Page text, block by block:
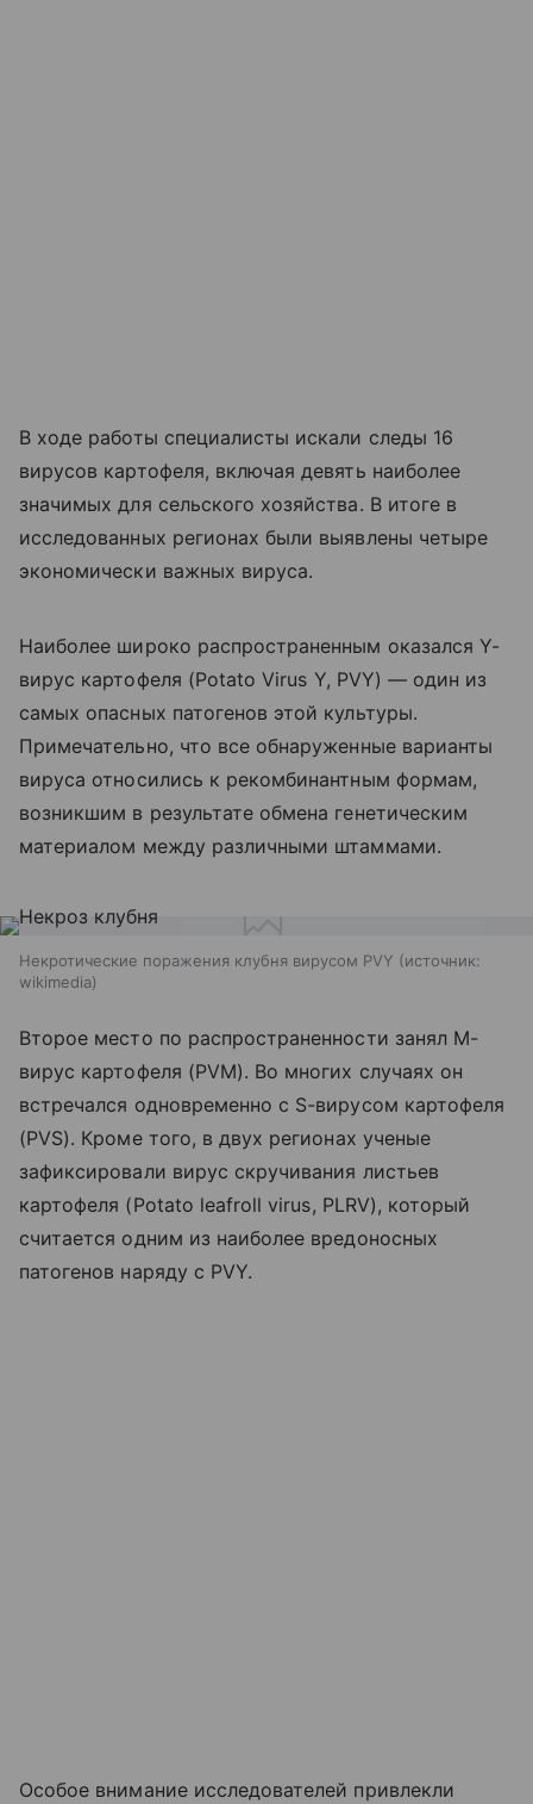
В ходе работы специалисты искали следы 16
вирусов картофеля, включая девять наиболее
значимых для сельского хозяйства. В итоге в
исследованных регионах были выявлены четыре
экономически важных вируса.
Наиболее широко распространенным оказался Y-
вирус картофеля (Potato Virus Y, PVY) — один из
самых опасных патогенов этой культуры.
Примечательно, что все обнаруженные варианты
вируса относились к рекомбинантным формам,
возникшим в результате обмена генетическим
материалом между различными штаммами.
Некротические поражения клубня вирусом PVY
источник:
wikimedia
Второе место по распространенности занял M-
вирус картофеля (PVM). Во многих случаях он
встречался одновременно с S-вирусом картофеля
(PVS). Кроме того, в двух регионах ученые
зафиксировали вирус скручивания листьев
картофеля (Potato leafroll virus, PLRV), который
считается одним из наиболее вредоносных
патогенов наряду с PVY.
Особое внимание исследователей привлекли